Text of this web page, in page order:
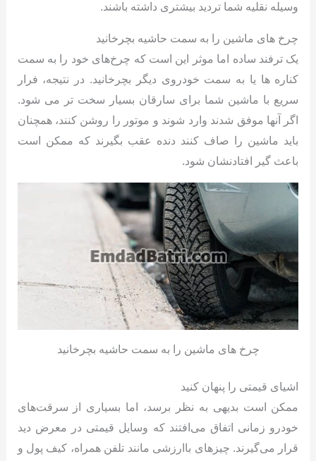
وسیله نقلیه شما تردید بیشتری داشته باشند.
چرخ های ماشین را به سمت حاشیه بچرخانید
یک ترفند ساده اما موثر این است که چرخ‌های خود را به سمت
کناره ها یا به سمت خودروی دیگر بچرخانید. در نتیجه، فرار
سریع با ماشین شما برای سارقان بسیار سخت تر می شود.
اگر آنها موفق شدند وارد شوند و موتور را روشن کنند، همچنان
باید ماشین را صاف کنند دنده عقب بگیرند که ممکن است
باعث گیر افتادنشان شود.
چرخ های ماشین را به سمت حاشیه بچرخانید
اشیای قیمتی را پنهان کنید
ممکن است بدیهی به نظر برسد، اما بسیاری از سرقت‌های
خودرو زمانی اتفاق می‌افتند که وسایل قیمتی در معرض دید
قرار می‌گیرند. چیزهای باارزشی مانند تلفن همراه، کیف پول و